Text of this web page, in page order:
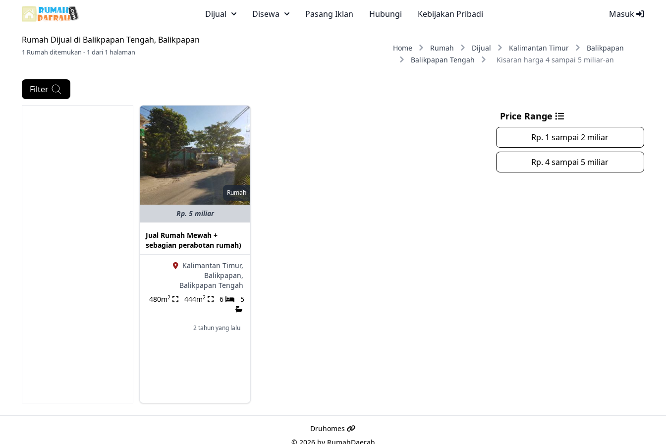
Masuk
Dijual Disewa Pasang Iklan Hubungi Kebijakan Pribadi
Rumah Dijual di Balikpapan Tengah, Balikpapan
1 Rumah ditemukan - 1 dari 1 halaman Home Rumah Dijual Kalimantan Timur
Balikpapan
Balikpapan Tengah
Kisaran harga 4 sampai 5 miliar-an
Filter
Rumah
Rp. 5 miliar
Jual Rumah Mewah +
sebagian perabotan rumah)
Kalimantan Timur,
Balikpapan,
Balikpapan Tengah
480m2 444m2 6 5
2 tahun yang lalu
Price Range
Rp. 1 sampai 2 miliar
Rp. 4 sampai 5 miliar
Druhomes